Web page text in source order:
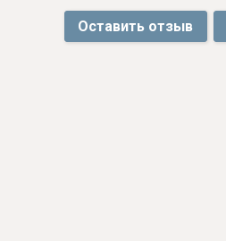
Оставить отзыв